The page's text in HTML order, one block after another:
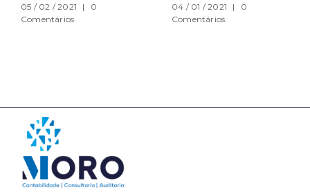
05 / 02 / 2021 |
0
Comentários
04 / 01 / 2021 |
0
Comentários